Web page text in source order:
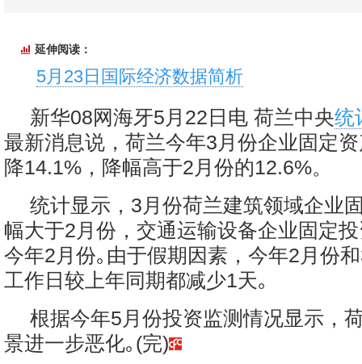
延伸阅读：
5月23日国际经济数据简析
新华08网海牙5月22日电 荷兰中央统
最新消息说，荷兰今年3月份企业固定
降14.1%，降幅高于2月份的12.6%。
统计显示，3月份荷兰建筑领域企业
幅大于2月份，交通运输设备企业固定
今年2月份｡由于假期因素，今年2月份
工作日较上年同期都减少1天｡
根据今年5月份投资监测情况显示，
景进一步恶化｡(完)